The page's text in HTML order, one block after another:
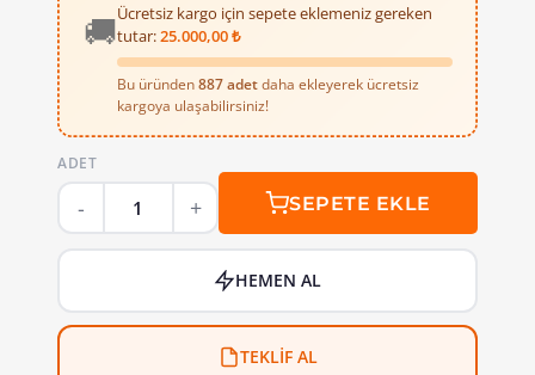
🚚Ücretsiz kargo için sepete eklemeniz gereken
tutar:25.000,00 ₺
Bu üründen 887 adetdaha ekleyerek ücretsiz
kargoya ulaşabilirsiniz!
Onka Yay Bağlantılı OPK Tek Katlı Ray Klemensleri
ADET
SEPETE EKLE
HEMEN AL
TEKLİF AL